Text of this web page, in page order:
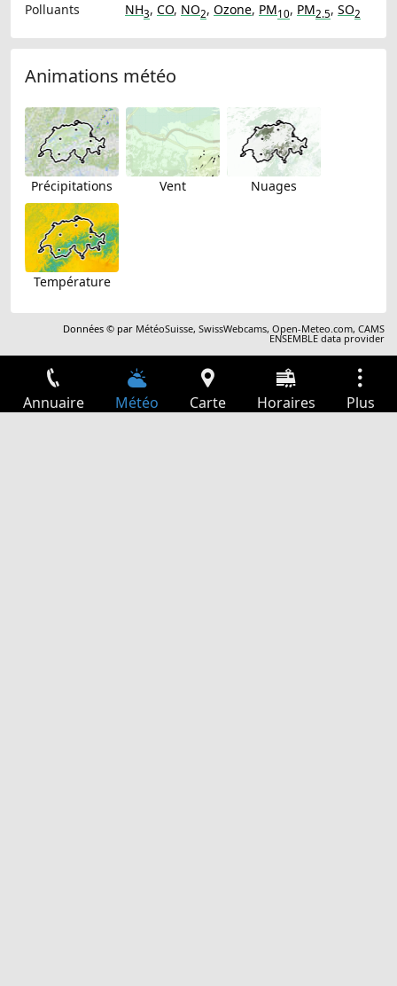
Polluants
NH3, CO, NO2, Ozone, PM10, PM2.5, SO2
Animations météo
Précipitations Vent Nuages
Température
Données © par MétéoSuisse,SwissWebcams,Open-Meteo.com,CAMS
ENSEMBLE data provider
Annuaire Météo Carte Horaires Plus